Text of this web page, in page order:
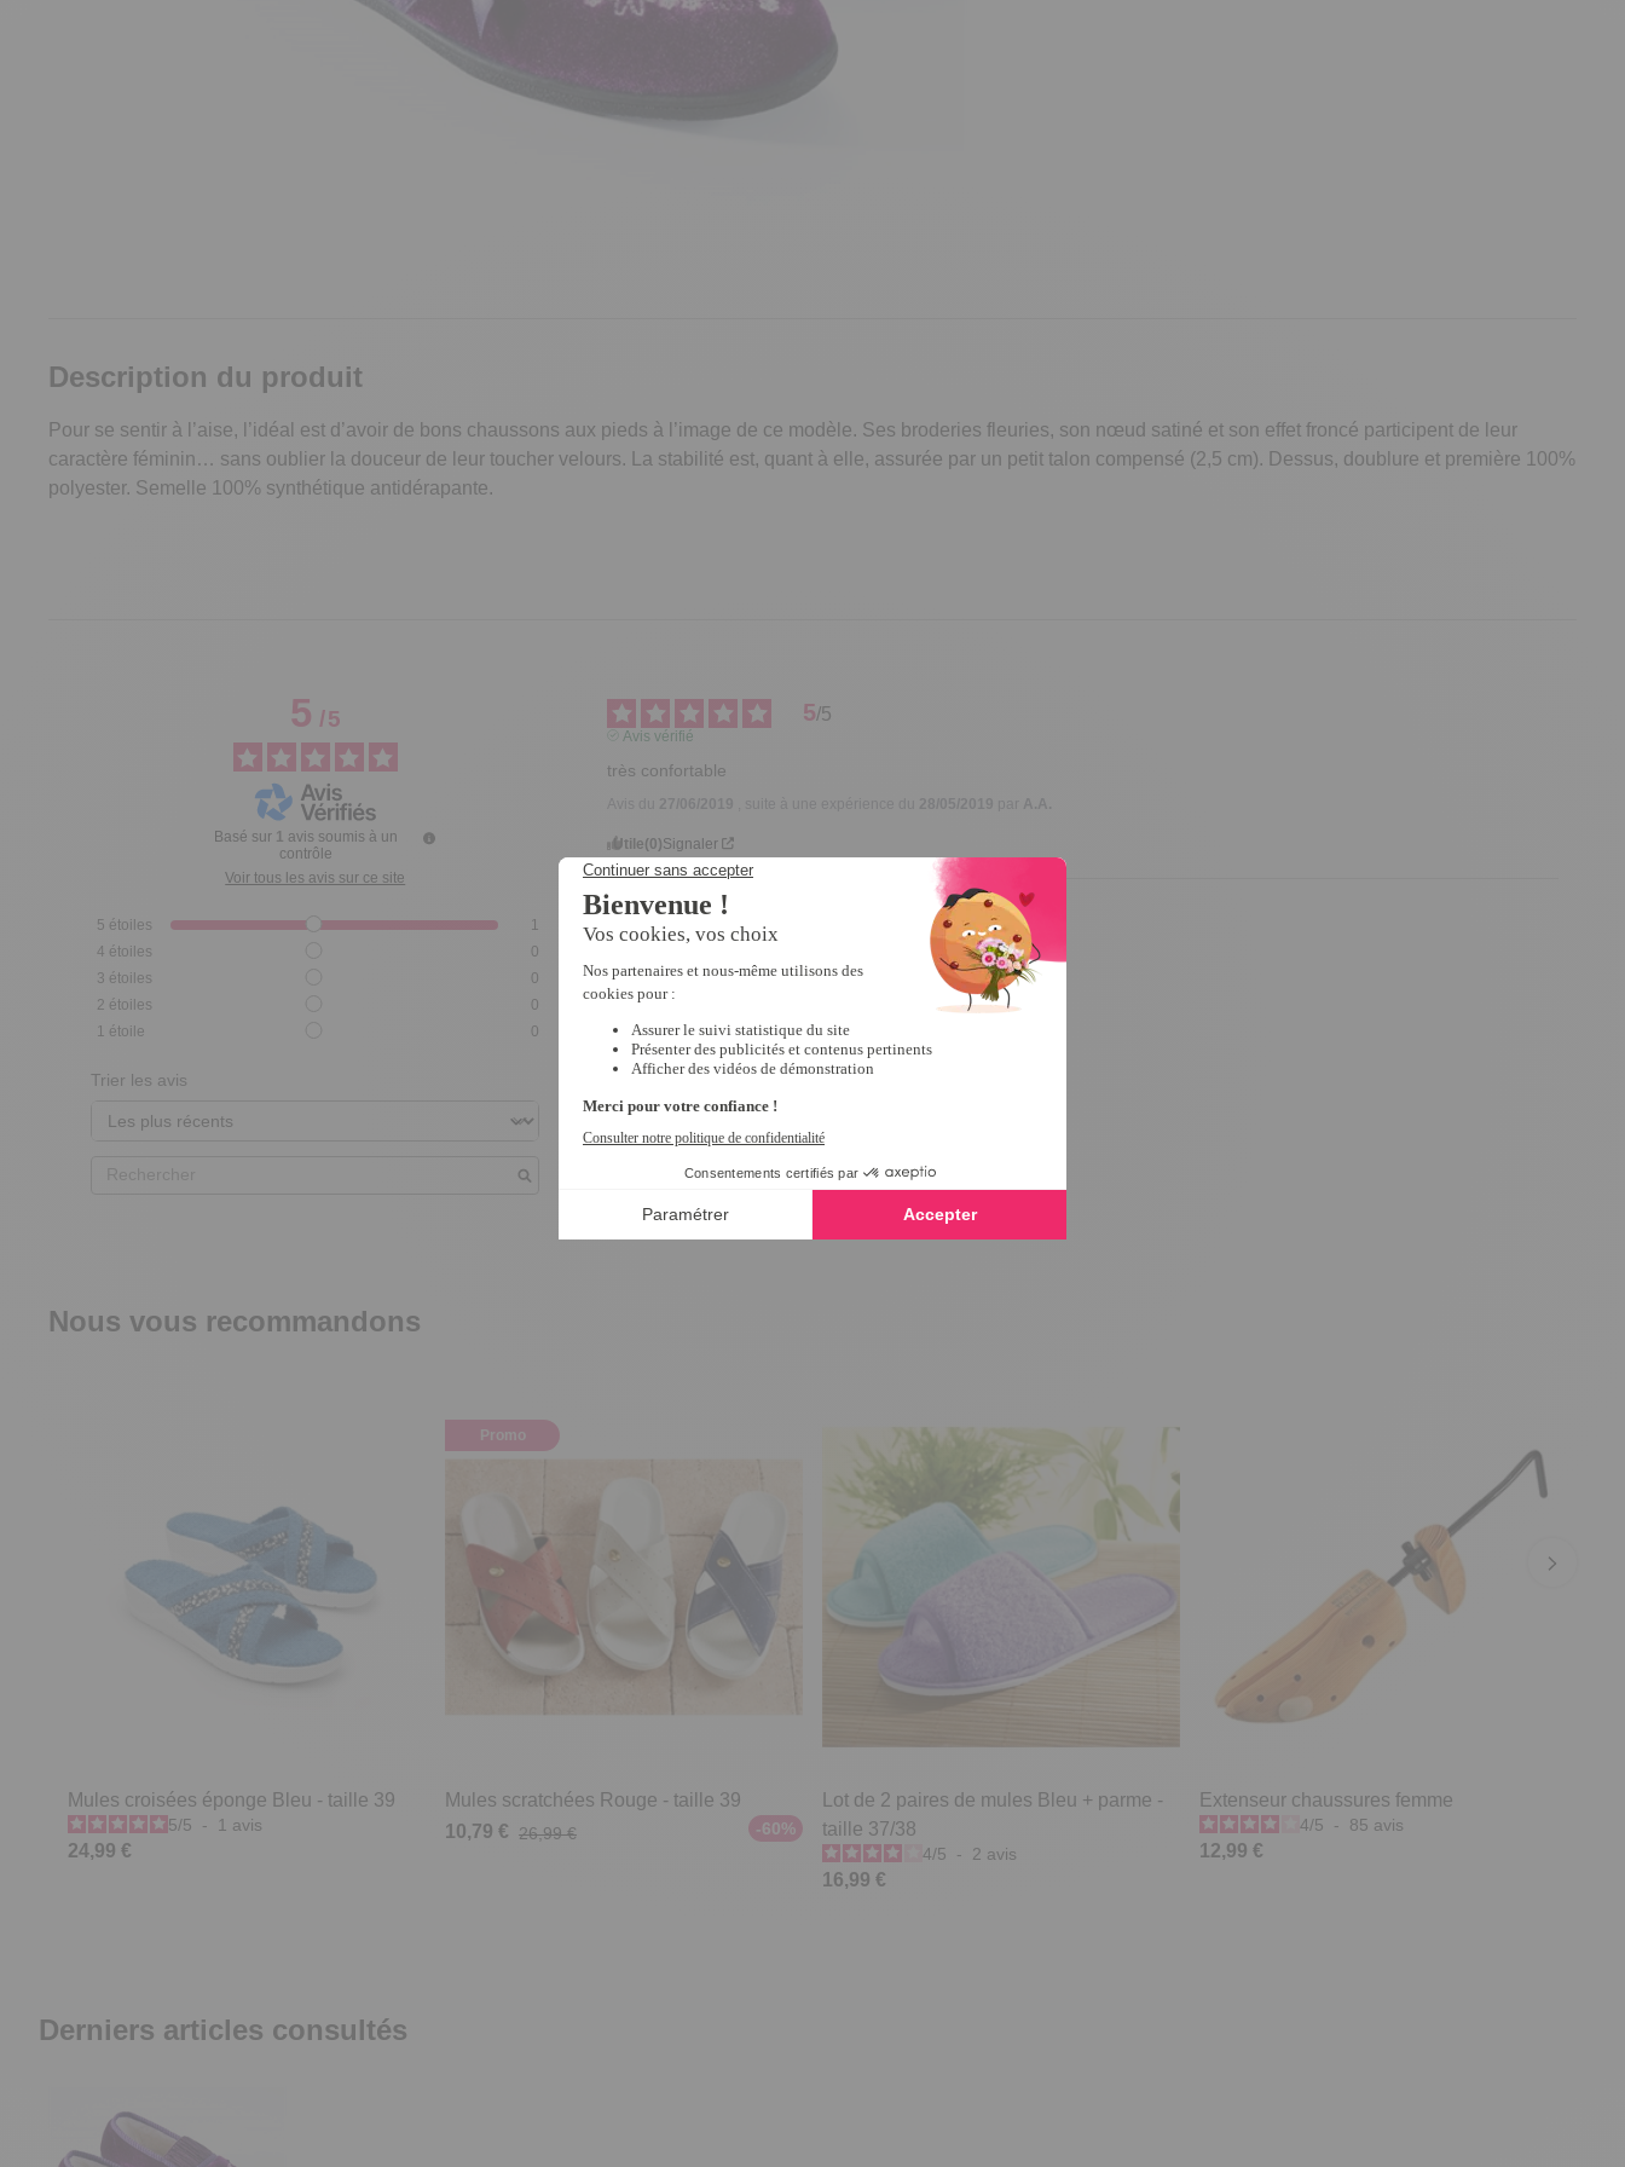
Description du produit
Pour se sentir à l’aise, l’idéal est d’avoir de bons chaussons aux pieds à l’image de ce modèle. Ses broderies fleuries, son nœud satiné et son effet froncé participent de leur
caractère féminin… sans oublier la douceur de leur toucher velours. La stabilité est, quant à elle, assurée par un petit talon compensé (2,5 cm). Dessus, doublure et première 100%
polyester. Semelle 100% synthétique antidérapante.
5/5
Basé sur 1 avis soumis à un
contrôle
Voir tous les avis sur ce site
5 étoiles
1
4 étoiles
0
3 étoiles
0
2 étoiles
0
1 étoile 0
Trier les avis
5/5
Avis vérifié
très confortable
27/06/2019 28/05/2019 par A.A.
Utile(0)Signaler
Nous vous recommandons
Mules croisées éponge Bleu - taille 39
5/5 - 1 avis
24,99 €
Promo
Mules scratchées Rouge - taille 39
10,79 € 26,99 € -60%
Lot de 2 paires de mules Bleu + parme -
taille 37/38
4/5 - 2 avis
16,99 €
Extenseur chaussures femme
4/5 - 85 avis
12,99 €
Derniers articles consultés